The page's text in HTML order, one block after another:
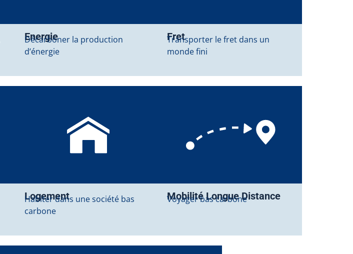
Energie
Décarboner la production
d’énergie
Fret
Transporter le fret dans un
monde fini
Logement
Habiter dans une société bas
carbone
Mobilité Longue Distance
Voyager bas carbone